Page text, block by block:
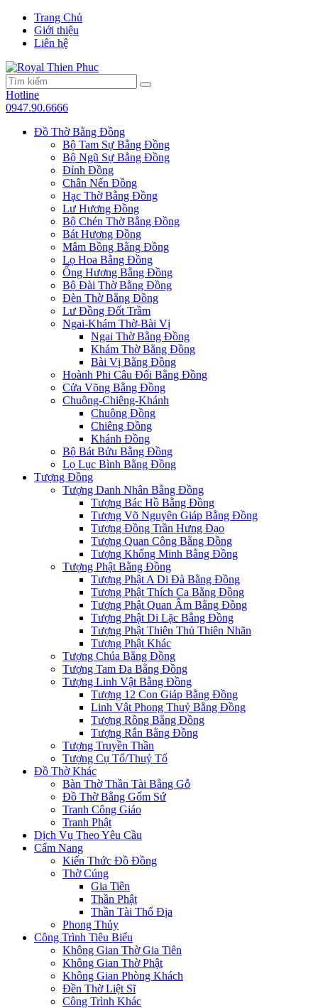
Trang Chủ
Giới thiệu
Liên hệ
Hotline
0947.90.6666
Đồ Thờ Bằng Đồng
Bộ Tam Sự Bằng Đồng
Bộ Ngũ Sự Bằng Đồng
Đỉnh Đồng
Chân Nến Đồng
Hạc Thờ Bằng Đồng
Lư Hương Đồng
Bộ Chén Thờ Bằng Đồng
Bát Hương Đồng
Mâm Bồng Bằng Đồng
Lọ Hoa Bằng Đồng
Ống Hương Bằng Đồng
Bộ Đài Thờ Bằng Đồng
Đèn Thờ Bằng Đồng
Lư Đồng Đốt Trầm
Ngai-Khám Thờ-Bài Vị
Ngai Thờ Bằng Đồng
Khám Thờ Bằng Đồng
Bài Vị Bằng Đồng
Hoành Phi Câu Đối Bằng Đồng
Cửa Võng Bằng Đồng
Chuông-Chiêng-Khánh
Chuông Đồng
Chiêng Đồng
Khánh Đồng
Bộ Bát Bửu Bằng Đồng
Lọ Lục Bình Bằng Đồng
Tượng Đồng
Tượng Danh Nhân Bằng Đồng
Tượng Bác Hồ Bằng Đồng
Tượng Võ Nguyên Giáp Bằng Đồng
Tượng Đồng Trần Hưng Đạo
Tượng Quan Công Bằng Đồng
Tượng Khổng Minh Bằng Đồng
Tượng Phật Bằng Đồng
Tượng Phật A Di Đà Bằng Đồng
Tượng Phật Thích Ca Bằng Đồng
Tượng Phật Quan Âm Bằng Đồng
Tượng Phật Di Lặc Bằng Đồng
Tượng Phật Thiên Thủ Thiên Nhãn
Tượng Phật Khác
Tượng Chúa Bằng Đồng
Tượng Tam Đa Bằng Đồng
Tượng Linh Vật Bằng Đồng
Tượng 12 Con Giáp Bằng Đồng
Linh Vật Phong Thuỷ Bằng Đồng
Tượng Rồng Bằng Đồng
Tượng Rắn Bằng Đồng
Tượng Truyền Thần
Tượng Cụ Tổ/Thuỷ Tổ
Đồ Thờ Khác
Bàn Thờ Thần Tài Bằng Gỗ
Đồ Thờ Bằng Gốm Sứ
Tranh Công Giáo
Tranh Phật
Dịch Vụ Theo Yêu Cầu
Cẩm Nang
Kiến Thức Đồ Đồng
Thờ Cúng
Gia Tiên
Thần Phật
Thần Tài Thổ Địa
Phong Thủy
Công Trình Tiêu Biểu
Không Gian Thờ Gia Tiên
Không Gian Thờ Phật
Không Gian Phòng Khách
Đền Thờ Liệt Sĩ
Công Trình Khác